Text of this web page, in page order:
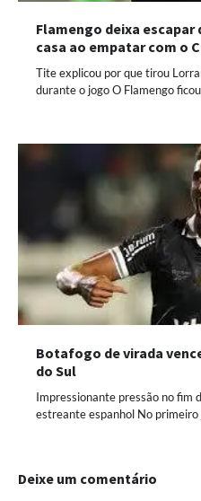
Flamengo deixa
casa ao empatar com o
Tite explicou por que tirou
durante o jogo O Flamengo
Botafogo de virada
do Sul
Impressionante pressão no fim
estreante espanhol No
Deixe um comentário